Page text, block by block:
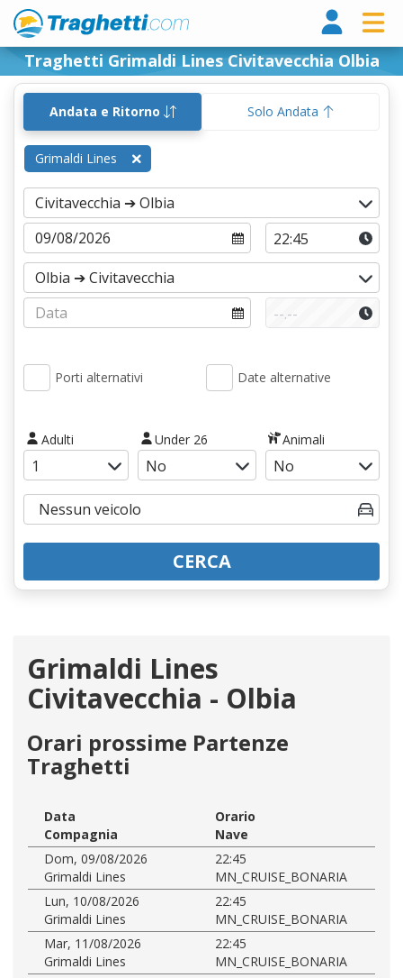
Traghetti Grimaldi Lines Civitavecchia Olbia
Andata e Ritorno Solo Andata
Grimaldi Lines
Porti alternativi Date alternative
Adulti Under 26 Animali
CERCA
Grimaldi Lines
Civitavecchia - Olbia
Orari prossime Partenze
Traghetti
Data
Orario
Compagnia
Nave
Dom, 09/08/2026
22:45
Grimaldi Lines
MN_CRUISE_BONARIA
Lun, 10/08/2026
22:45
Grimaldi Lines
MN_CRUISE_BONARIA
Mar, 11/08/2026
22:45
Grimaldi Lines
MN_CRUISE_BONARIA